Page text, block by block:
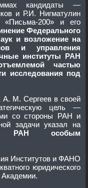
Федерального
и возложение на
институты РАН
частью
цель —
со стороны РАН и
задачи указал на
РАН особым
и ФАНО
юридического
Академии.